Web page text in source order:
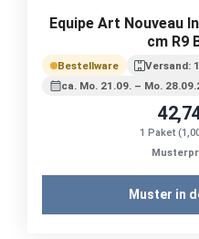
Equipe Art Nouveau
cm R9
Bestellware
Versand:
ca. Mo. 21.09. – Mo.
1 Paket
Muster in